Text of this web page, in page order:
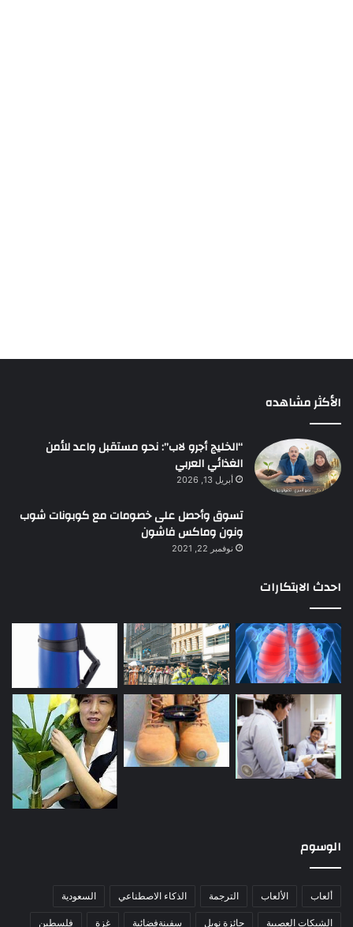
الأكثر مشاهده
“الخليج أجرو لاب”: نحو مستقبل واعد للأمن
الغذائي العربي
أبريل 13, 2026
تسوق وأحصل على خصومات مع كوبونات شوب
ونون وماكس فاشون
نوفمبر 22, 2021
احدث الابتكارات
الوسوم
ألعاب الألعاب الترجمة الذكاء الاصطناعي السعودية
الشبكات العصبية جائزة نوبل سفينةفضائية غزة فلسطين